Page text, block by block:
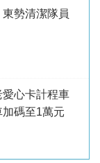
勢清潔隊員
心卡計程車
碼至1萬元